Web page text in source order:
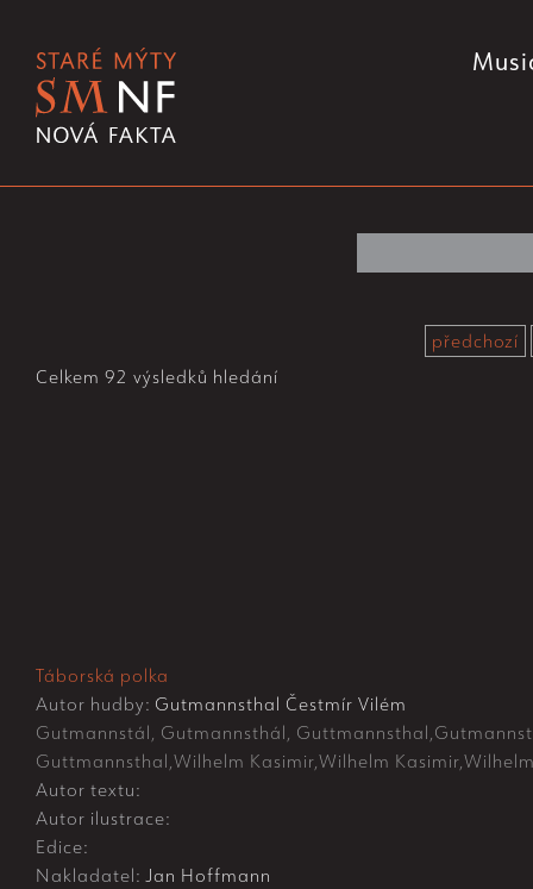
předchozí
Celkem 92 výsledků hledání
Táborská polka
Autor hudby: Gutmannsthal Čestmír Vilém
Gutmannstál, Gutmannsthál,
Guttmannsthal,Wilhelm Kasimir,Wilhelm
Autor textu:
Autor ilustrace:
Edice:
Nakladatel: Jan Hoffmann